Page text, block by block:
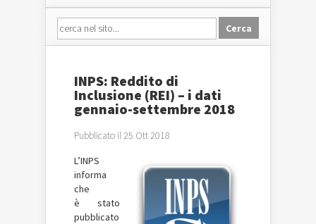
INPS: Reddito di
Inclusione (REI) – i dati
gennaio-settembre 2018
Pubblicato il 25 Ott 2018
L’INPS
informa
che
è stato
pubblicato